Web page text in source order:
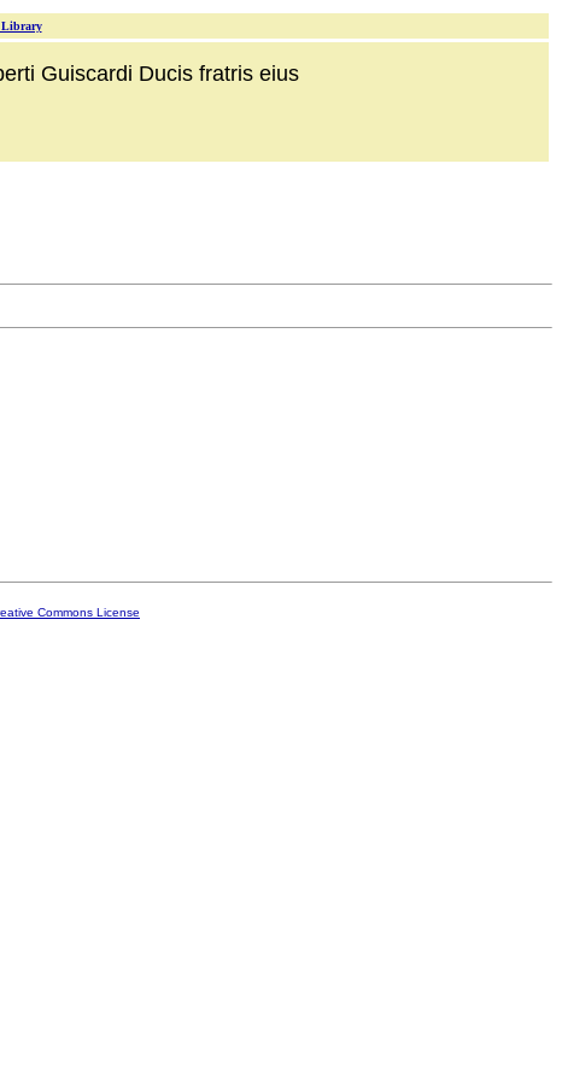
Library
Guiscardi Ducis fratris eius
Commons License